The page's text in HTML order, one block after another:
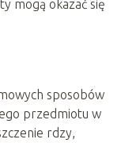
mogą okazać się
sposobów
przedmiotu w
rdzy,